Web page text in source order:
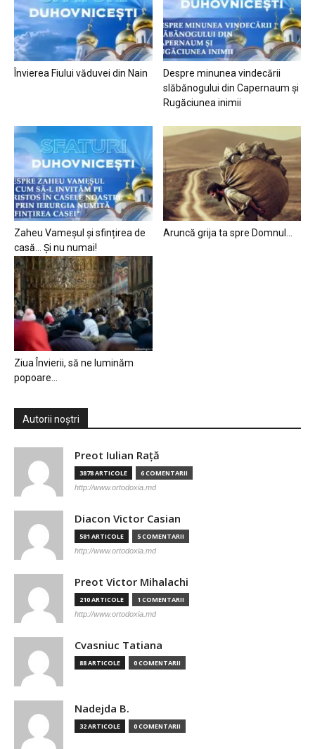
Învierea Fiului văduvei din Nain
Despre minunea vindecării
slăbănogului din Capernaum și
Rugăciunea inimii
Zaheu Vameșul și sfințirea de
casă… Și nu numai!
Aruncă grija ta spre Domnul…
Ziua Învierii, să ne luminăm
popoare…
Autorii noștri
Preot Iulian Raţă
3878 ARTICOLE 6 COMENTARII
http://www.ortodoxia.md
Diacon Victor Casian
581 ARTICOLE 5 COMENTARII
http://www.ortodoxia.md
Preot Victor Mihalachi
210 ARTICOLE 1 COMENTARII
http://www.ortodoxia.md
Cvasniuc Tatiana
88 ARTICOLE 0 COMENTARII
Nadejda B.
32 ARTICOLE 0 COMENTARII